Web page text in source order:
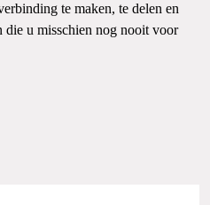
te maken, te delen en
u misschien nog nooit voor